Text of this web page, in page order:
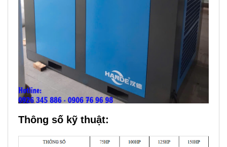
Thông số kỹ thuật: